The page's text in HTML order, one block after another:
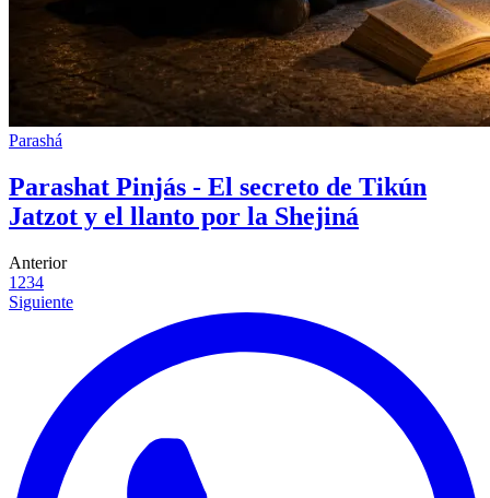
Parashá
Parashat Pinjás - El secreto de Tikún
Jatzot y el llanto por la Shejiná
Anterior
1 234
Siguiente